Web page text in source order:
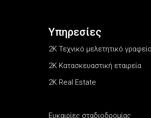
Υπηρεσίες
2Κ Τεχνικό μελετητικό γραφείο
2K Κατασκευαστική εταιρεία
2K Real Estate
Ευκαιρίες σταδιοδρομίας